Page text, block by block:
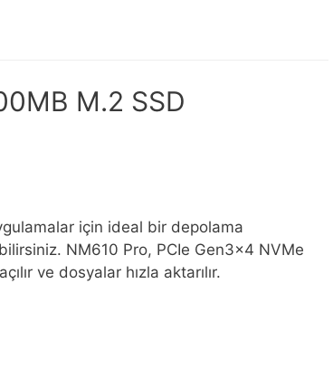
M.2 SSD
için ideal bir depolama
NM610 Pro, PCIe Gen3x4 NVMe
ve dosyalar hızla aktarılır.